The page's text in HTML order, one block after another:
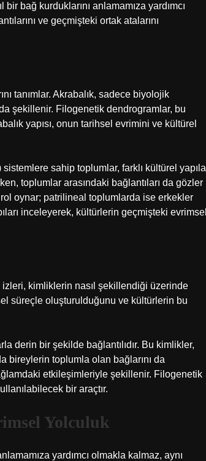
bağ kurduklarını anlamamıza yardımcı
ve geçmişteki ortak atalarını
tanımlar. Akrabalık, sadece biyolojik
şekillenir. Filogenetik dendrogramlar, bu
yapısı, onun tarihsel evrimini ve kültürel
sahip toplumlar, farklı kültürel
toplumlar arasındaki bağlantıları da gözler
oynar; patrilineal toplumlarda ise erkekler
inceleyerek, kültürlerin geçmişteki
kimliklerin nasıl şekillendiği üzerinde
süreçle oluşturulduğunu ve kültürlerin bu
derin bir şekilde bağlantılıdır. Bu kimlikler,
bireylerin toplumla olan bağlarını da
etkileşimleriyle şekillenir. Filogenetik
bir araçtır.
Yolculuk
yardımcı olmakla kalmaz, aynı